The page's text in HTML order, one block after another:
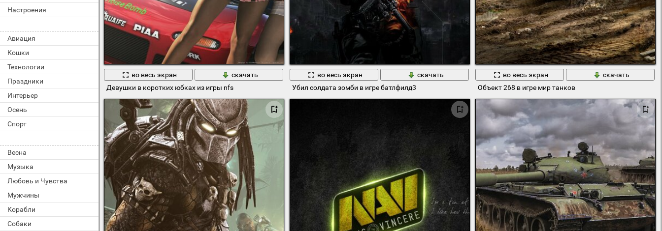
Настроения
Авиация
Кошки
Технологии
Праздники
Интерьер
Осень
Спорт
Весна
Музыка
Любовь и Чувства
Мужчины
Корабли
Собаки
во весь экран
скачать
Девушки в коротких юбках из игры nfs
во весь экран
скачать
Убил солдата зомби в игре батлфилд3
во весь экран
скачать
Объект 268 в игре мир танков